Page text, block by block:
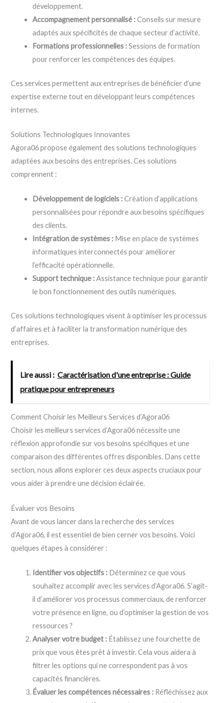
développement.
Accompagnement personnalisé :Conseils sur mesure
adaptés aux spécificités de chaque secteur d’activité.
Formations professionnelles :Sessions de formation
pour renforcer les compétences des équipes.
Ces services permettent aux entreprises de bénéficier d’une
expertise externe tout en développant leurs compétences
internes.
Solutions Technologiques Innovantes
Agora06 propose également des solutions technologiques
adaptées aux besoins des entreprises. Ces solutions
comprennent :
Développement de logiciels :Création d’applications
personnalisées pour répondre aux besoins spécifiques
des clients.
Intégration de systèmes : Mise en place de systèmes
informatiques interconnectés pour améliorer
l’efficacité opérationnelle.
Support technique :Assistance technique pour garantir
le bon fonctionnement des outils numériques.
Ces solutions technologiques visent à optimiser les processus
d’affaires et à faciliter la transformation numérique des
entreprises.
Lire aussi : Caractérisation d'une entreprise : Guide
pratique pour entrepreneurs
Comment Choisir les Meilleurs Services d’Agora06
Choisir les meilleurs services d’Agora06 nécessite une
réflexion approfondie sur vos besoins spécifiques et une
comparaison des différentes offres disponibles. Dans cette
section, nous allons explorer ces deux aspects cruciaux pour
vous aider à prendre une décision éclairée.
Évaluer vos Besoins
Avant de vous lancer dans la recherche des services
d’Agora06, il est essentiel de bien cerner vos besoins. Voici
quelques étapes à considérer :
Identifier vos objectifs : Déterminez ce que vous
souhaitez accomplir avec les services d’Agora06. S’agit-
il d’améliorer vos processus commerciaux, de renforcer
votre présence en ligne, ou d’optimiser la gestion de vos
ressources ?
Analyser votre budget : Établissez une fourchette de
prix que vous êtes prêt à investir. Cela vous aidera à
filtrer les options qui ne correspondent pas à vos
capacités financières.
Évaluer les compétences nécessaires : Réfléchissez aux